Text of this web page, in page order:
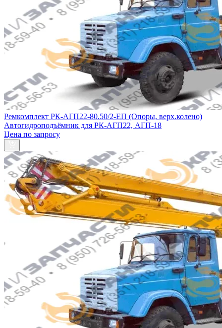
Ремкомплект РК-АГП22-80.50/2-ЕП (Опоры, верх.колено)
Автогидроподъёмник для РК-АГП22, АГП-18
Цена по запросу